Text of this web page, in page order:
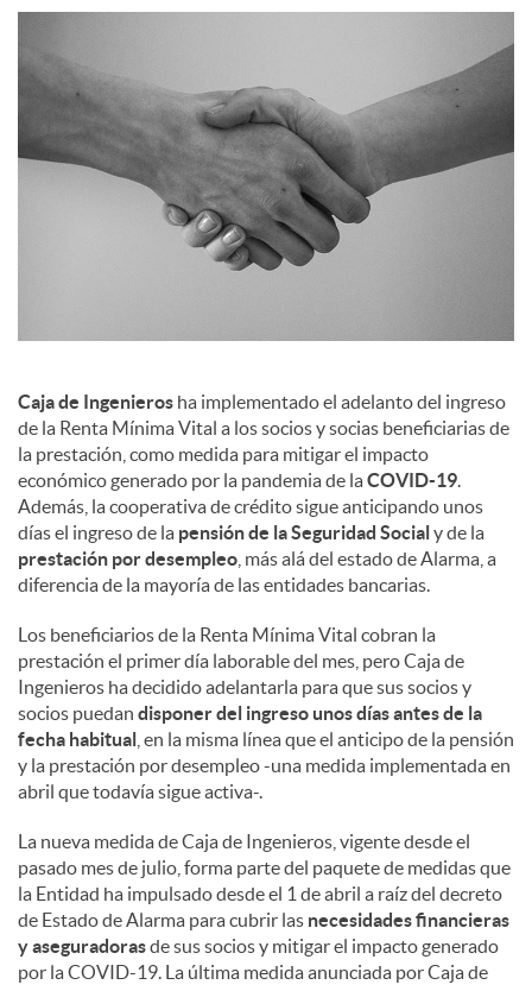
l
Caja de Ingenieros ha implementado el adelanto del ingreso
de la Renta Mínima Vital a los socios y socias beneficiarias de
la prestación, como medida para mitigar el impacto
económico generado por la pandemia de laCOVID-19.
Además, la cooperativa de crédito sigue anticipando unos
días el ingreso de la pensión de la Seguridad Social y de la
prestación por desempleo , más alá del estado de Alarma, a
diferencia de la mayoría de las entidades bancarias.
Los beneficiarios de la Renta Mínima Vital cobran la
prestación el primer día laborable del mes, pero Caja de
Ingenieros ha decidido adelantarla para que sus socios y
socios puedan disponer del ingreso unos días antes de la
fecha habitual , en la misma línea que el anticipo de la pensión
y la prestación por desempleo -una medida implementada en
abril que todavía sigue activa-.
La nueva medida de Caja de Ingenieros, vigente desde el
pasado mes de julio, forma parte del paquete de medidas que
la Entidad ha impulsado desde el 1 de abril a raíz del decreto
de Estado de Alarma para cubrir las necesidades financieras
y aseguradorasde sus socios y mitigar el impacto generado
por la COVID-19. La última medida anunciada por Caja de